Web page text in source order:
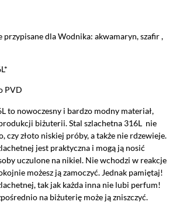
przypisane dla Wodnika: akwamaryn, szafir ,
PVD
to nowoczesny i bardzo modny materiał,
biżuterii. Stal szlachetna 316L nie
czy złoto niskiej próby, a także nie rdzewieje.
jest praktyczna i mogą ją nosić
uczulone na nikiel. Nie wchodzi w reakcje
możesz ją zamoczyć. Jednak pamiętaj!
tak jak każda inna nie lubi perfum!
na biżuterię może ją zniszczyć.